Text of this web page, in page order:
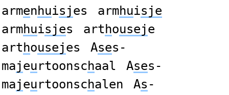
armenhuisjes armhuisje
armhuisjes arthouseje
arthousejes Ases-
majeurtoonschaal Ases-
majeurtoonschalen As -